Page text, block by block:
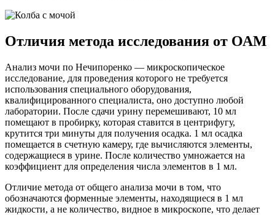
Отличия метода исследования от ОАМ
Анализ мочи по Нечипоренко — микроскопическое
исследование, для проведения которого не требуется
использования специального оборудования,
квалифицированного специалиста, оно доступно любой
лаборатории. После сдачи урину перемешивают, 10 мл
помещают в пробирку, которая ставится в центрифугу,
крутится три минуты для получения осадка. 1 мл осадка
помещается в счетную камеру, где вычисляются элементы,
содержащиеся в урине. После количество умножается на
коэффициент для определения числа элементов в 1 мл.
Отличие метода от общего анализа мочи в том, что
обозначаются форменные элементы, находящиеся в 1 мл
жидкости, а не количество, видное в микроскопе, что делает